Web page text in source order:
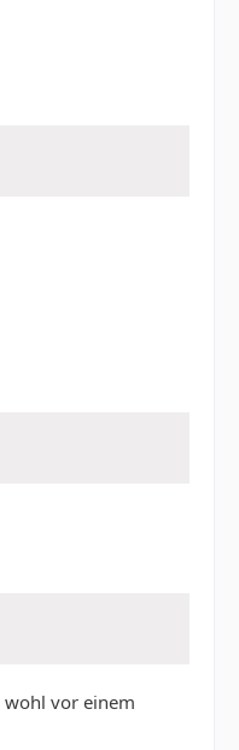
wohl vor einem